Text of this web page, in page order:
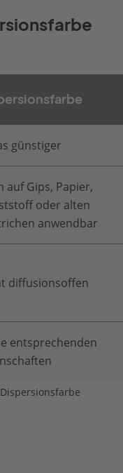
günstiger
auf Gips, Papier,
oder alten
anwendbar
diffusionsoffen
entsprechenden